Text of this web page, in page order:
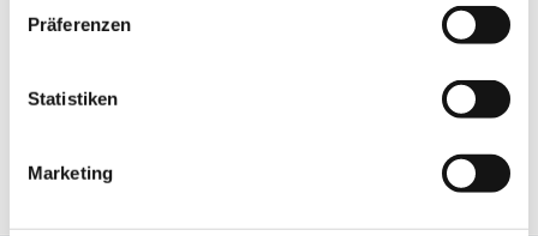
Präferenzen
Statistiken
Marketing